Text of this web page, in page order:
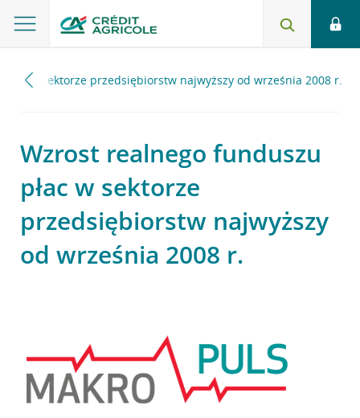
w sektorze przedsiębiorstw najwyższy od września 2008 r.
Wzrost realnego funduszu
płac w sektorze
przedsiębiorstw najwyższy
od września 2008 r.